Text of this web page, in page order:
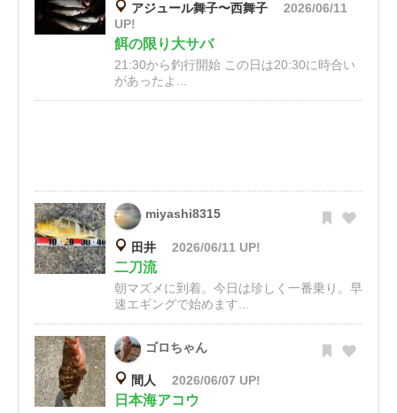
アジュール舞子〜西舞子
2026/06/11
UP!
餌の限り大サバ
21:30から釣行開始 この日は20:30に時合い
があったよ...
miyashi8315
田井 2026/06/11 UP!
二刀流
朝マズメに到着。今日は珍しく一番乗り。早
速エギングで始めます...
ゴロちゃん
間人 2026/06/07 UP!
日本海アコウ